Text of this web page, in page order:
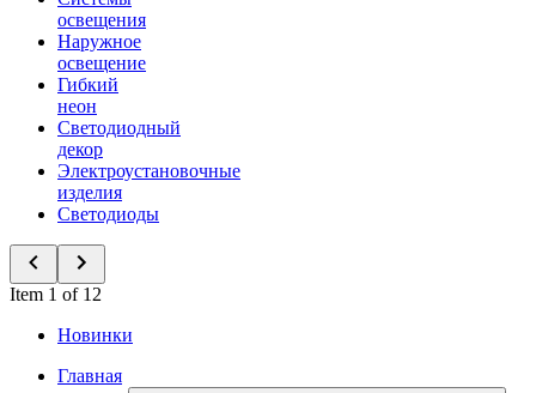
освещения
Наружное
освещение
Гибкий
неон
Светодиодный
декор
Электроустановочные
изделия
Светодиоды
Item 1 of 12
Новинки
Главная